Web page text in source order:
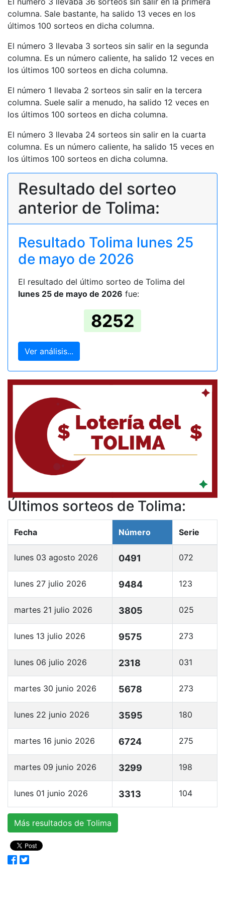
columna. Sale bastante, ha salido 13 veces en los
últimos 100 sorteos en dicha columna.
El número 3 llevaba 3 sorteos sin salir en la segunda
columna. Es un número caliente, ha salido 12 veces en
los últimos 100 sorteos en dicha columna.
El número 1 llevaba 2 sorteos sin salir en la tercera
columna. Suele salir a menudo, ha salido 12 veces en
los últimos 100 sorteos en dicha columna.
El número 3 llevaba 24 sorteos sin salir en la cuarta
columna. Es un número caliente, ha salido 15 veces en
los últimos 100 sorteos en dicha columna.
Resultado del sorteo
anterior de Tolima:
Resultado Tolima lunes 25
de mayo de 2026
El resultado del último sorteo de Tolima del
lunes 25 de mayo de 2026 fue:
8252
Ver análisis...
Últimos sorteos de Tolima:
Fecha Número Serie
lunes 03 agosto 2026 0491 072
lunes 27 julio 2026 9484 123
martes 21 julio 2026 3805 025
lunes 13 julio 2026 9575 273
lunes 06 julio 2026 2318 031
martes 30 junio 2026 5678 273
lunes 22 junio 2026 3595 180
martes 16 junio 2026 6724 275
martes 09 junio 2026 3299 198
lunes 01 junio 2026 3313 104
Más resultados de Tolima